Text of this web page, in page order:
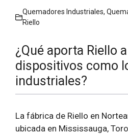
Quemadores Industriales,
Riello
¿Qué aporta Riello
dispositivos como
industriales?
La fábrica de Riello en
ubicada en Mississauga,